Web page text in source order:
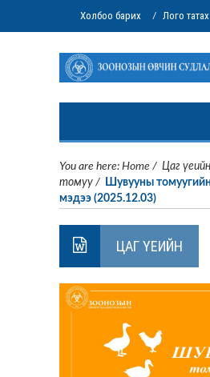
Холбоо барих / Лого татах
You are here: Home / Цаг үеийн
томуу /
Шувууны
мэдээ (2025.12.03)
ЦАГ ҮЕИЙН